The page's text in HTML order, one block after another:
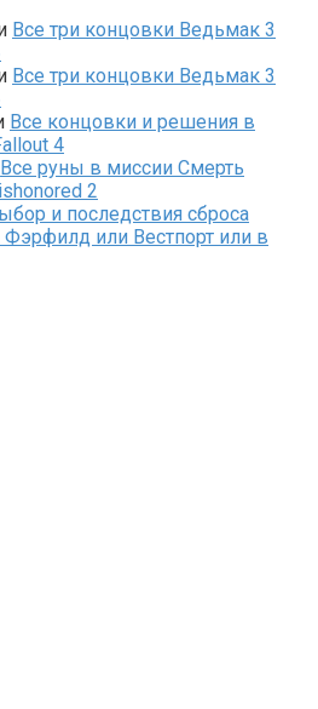
Все три концовки Ведьмак 3
Все три концовки Ведьмак 3
Все концовки и решения в
4
Все руны в миссии Смерть
2
и последствия сброса
Фэрфилд или Вестпорт или в